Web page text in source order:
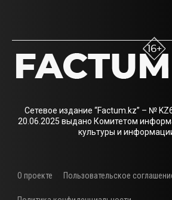
Сетевое издание “Factum.kz” – №
20.06.2025 выдано Комитетом
культуры и
О проекте Пользовательское